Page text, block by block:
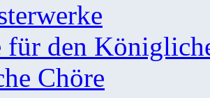
für den
Chöre